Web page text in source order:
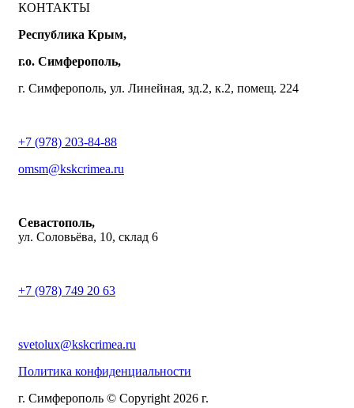
КОНТАКТЫ
Республика Крым,
г.о. Симферополь,
г. Симферополь, ул. Линейная, зд.2, к.2, помещ. 224
+7 (978) 203-84-88
omsm@kskcrimea.ru
Севастополь,
ул. Соловьёва, 10, склад 6
+7 (978) 749 20 63
svetolux@kskcrimea.ru
Политика конфиденциальности
г. Симферополь © Copyright 2026 г.